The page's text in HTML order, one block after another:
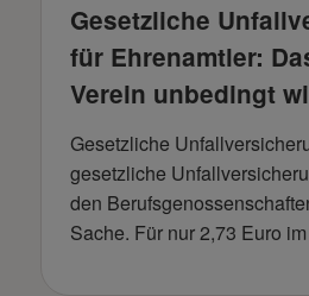
Gesetzliche
für Ehrenamtler:
Verein unbedingt
Gesetzliche
gesetzliche
den
Sache. Für nur 2,73 Euro